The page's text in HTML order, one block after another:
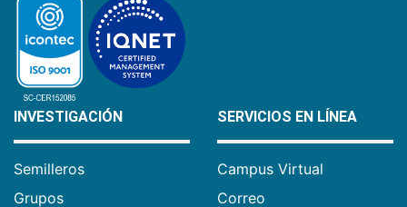
INVESTIGACIÓN
Semilleros
Grupos
SERVICIOS EN LÍNEA
Campus Virtual
Correo